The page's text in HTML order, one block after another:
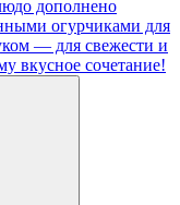
дополнено
огурчиками для
— для свежести и
вкусное сочетание!